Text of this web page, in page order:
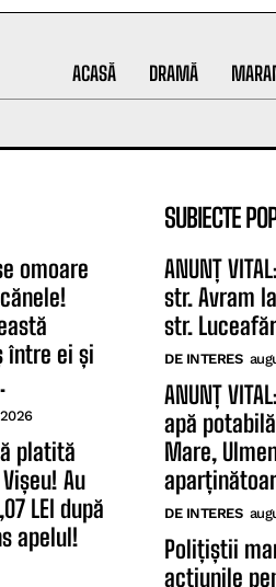
ACASĂ DRAMĂ
omoare
între ei și
platită
Au
LEI după
apelul!
SUBIECTE
ANUNȚ
str. Avram
str.
DE INTERES
ANUNȚ
apă
Mare,
DE INTERES
Polițiștii
acțiunile